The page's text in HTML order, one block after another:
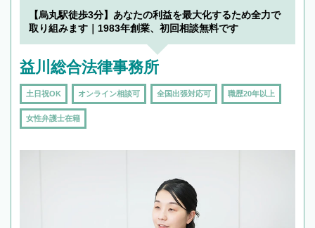
でフィーリングも重要です。実際に電話や面談
で複数の弁護士と会話をしてウマが合う方に依
【烏丸駅徒歩3分】あなたの利益を最大化するため全力で
取り組みます｜1983年創業、初回相談無料です
益川総合法律事務所
土日祝OK オンライン相談可 全国出張対応可 職歴20年以上
女性弁護士在籍